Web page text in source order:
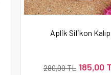
Aplik Silikon Kalıp
185,00
280,00 TL